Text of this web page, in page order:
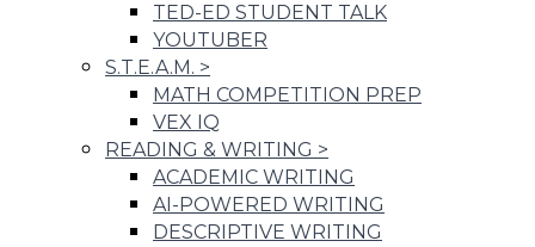
TED-ED STUDENT TALK
YOUTUBER
S.T.E.A.M. >
MATH COMPETITION PREP
VEX IQ
READING & WRITING >
ACADEMIC WRITING
AI-POWERED WRITING
DESCRIPTIVE WRITING